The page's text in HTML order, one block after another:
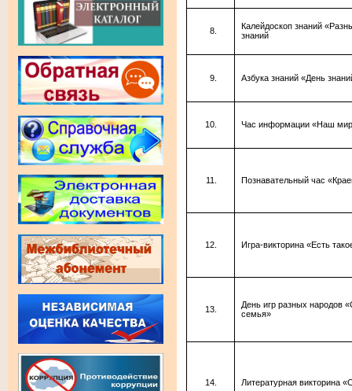
Калейдоскоп знаний
знаний
Азбука знаний «День
Час информации «Наш мир
Познавательный час
Игра-викторина «Есть
День игр разных народов
семья»
Литературная викторина